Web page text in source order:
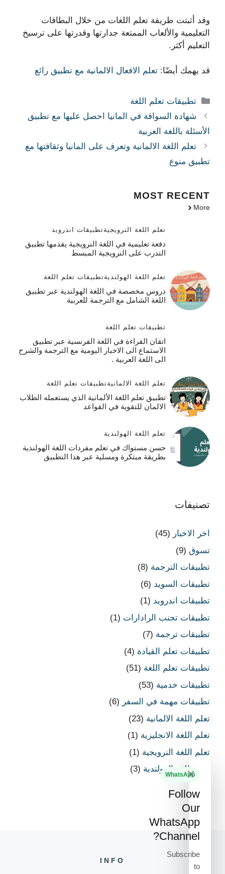
وقد أثبتت طريقة تعلم اللغات من خلال البطاقات
التعليمية والألعاب الممتعة جدارتها وقدرتها على ترسيخ
التعليم أكثر.
قد يهمك أيضًا: تعلم الافعال الالمانية مع تطبيق رائع
التصنيفات
تطبيقات تعلم اللغة
شهادة السواقة في المانيا احصل عليها مع تطبيق
الأسئلة باللغة العربية
تعلم اللغة الالمانية وتعرف على المانيا وثقافتها مع
تطبيق منوع
MOST RECENT
More
تعلم اللغة النرويجيةتطبيقات اندرويد
دفعة تعليمية في اللغة النرويجية يقدمها تطبيق
التدرب على النرويجية المبسط
تعلم اللغة الهولنديةتطبيقات تعلم اللغة
دروس مخصصة في اللغة الهولندية عبر تطبيق
اللغة الشامل مع الترجمة للعربية
تطبيقات تعلم اللغة
اتقان القراءة في اللغة الفرنسية عبر تطبيق
الاستماع الى الاخبار اليومية مع الترجمة والشرح
الى اللغة العربية .
تعلم اللغة الالمانيةتطبيقات تعلم اللغة
تطبيق تعلم اللغة الألمانية الذي يستعمله الطلاب
الالمان للتقوية في القواعد
تعلم اللغة الهولندية
حسن مستواك في تعلم مفردات اللغة الهولندية
بطريقة مبتكرة ومسلية عبر هذا التطبيق
تصنيفات
اخر الاخبار (45)
تسوق (9)
تطبيقات الترجمة (8)
تطبيقات السويد (6)
تطبيقات اندرويد (1)
تطبيقات تجنب الرادارات (1)
تطبيقات ترجمة (7)
تطبيقات تعلم القيادة (4)
تطبيقات تعلم اللغة (51)
تطبيقات خدمية (53)
تطبيقات مهمة في السفر (6)
تعلم اللغة الالمانية (23)
تعلم اللغة الانجليزية (1)
تعلم اللغة النرويجية (1)
تعلم اللغة الهولندية (3)
INFO
×
WhatsApp
Follow
Our
WhatsApp
Channel?
Subscribe
to